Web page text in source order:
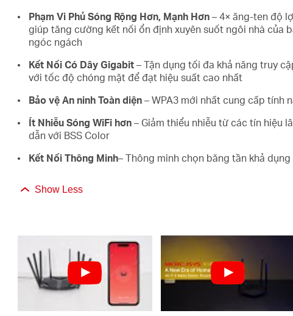
Phạm Vi Phủ Sóng Rộng Hơn, Mạnh Hơn– 4× ăng-ten độ
giúp tăng cường kết nối ổn định xuyên suốt ngôi nhà của
ngóc ngách
Kết Nối Có Dây Gigabit– Tận dụng tối đa khả năng truy
với tốc độ chóng mặt để đạt hiệu suất cao nhất
Bảo vệ An ninh Toàn diện– WPA3 mới nhất cung cấp tính
Ít Nhiễu Sóng WiFi hơn– Giảm thiểu nhiễu từ các tín hiệu
dẫn với BSS Color
Kết Nối Thông Minh– Thông minh chọn băng tần khả
Show Less